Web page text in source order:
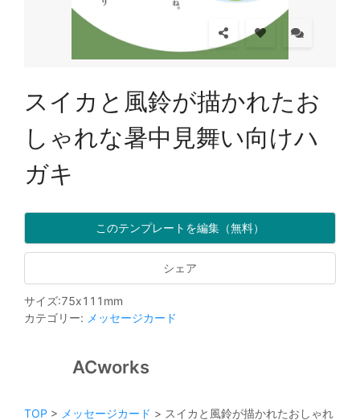
スイカと風鈴が描かれたお
しゃれな暑中見舞い向けハ
ガキ
このテンプレートを編集（無料）
シェア
サイズ:75x111 mm
カテゴリー: メッセージカード
ACworks
TOP > メッセージカード > スイカと風鈴が描かれたおしゃれ